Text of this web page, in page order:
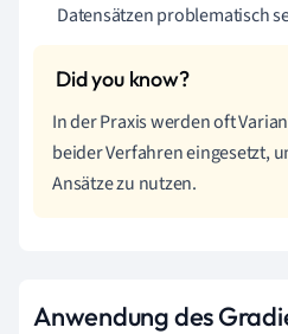
Datensätzen problematisch
In der Praxis werden oft
beider Verfahren eingesetzt,
Ansätze zu nutzen.
Anwendung des